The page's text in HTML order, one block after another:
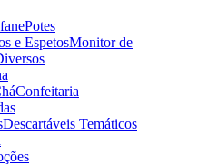
Potes
e EspetosMonitor de
Confeitaria
Descartáveis Temáticos